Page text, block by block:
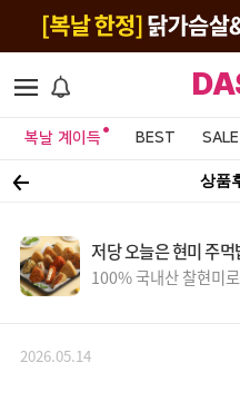
복날 계이득 BEST SALE
상품
저당 오늘은 현미 주
100% 국내산 찰현미
2026.05.14